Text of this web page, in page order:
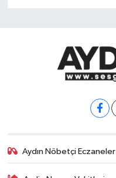
Aydın Nöbetçi Eczaneler